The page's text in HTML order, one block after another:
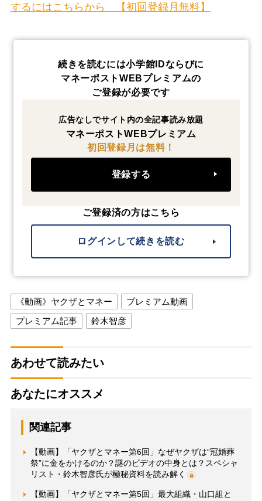
するにはこちらから 【初回登録月無料】
続きを読むには小学館IDならびに
マネーポストWEBプレミアムの
ご登録が必要です
広告なしでサイト内の全記事読み放題
マネーポストWEBプレミアム
初回登録月は無料！
登録する
ご登録済の方はこちら
ログインして続きを読む
《動画》ヤクザとマネー
プレミアム動画
プレミアム記事
鈴木智彦
あわせて読みたい
あなたにオススメ
関連記事
【動画】「ヤクザとマネー第6回」なぜヤクザは“冠婚葬
祭”に金をかけるのか？謎のビデオの中身とは？スペシャ
リスト・鈴木智彦氏が極秘資料を読み解く
【動画】「ヤクザとマネー第5回」最大組織・山口組と